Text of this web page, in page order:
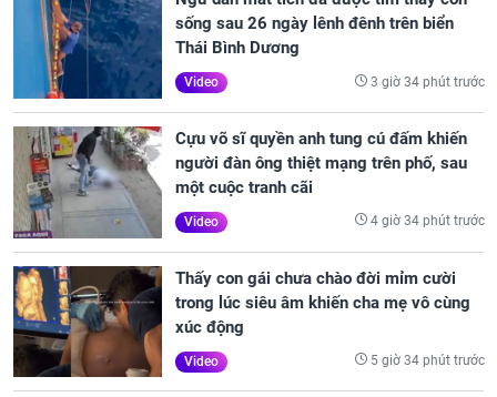
sống sau 26 ngày lênh đênh trên biển
Thái Bình Dương
Video 3 giờ 34 phút trước
Cựu võ sĩ quyền anh tung cú đấm khiến
người đàn ông thiệt mạng trên phố, sau
một cuộc tranh cãi
Video 4 giờ 34 phút trước
Thấy con gái chưa chào đời mỉm cười
trong lúc siêu âm khiến cha mẹ vô cùng
xúc động
Video 5 giờ 34 phút trước